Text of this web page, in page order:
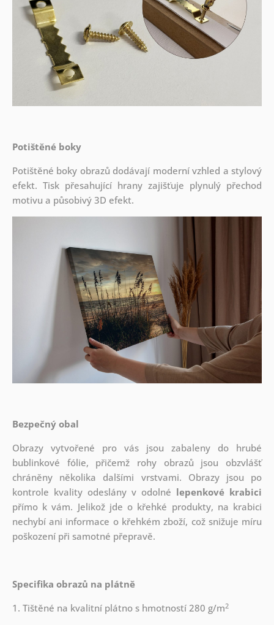
Potištěné boky
Potištěné boky obrazů dodávají moderní vzhled a stylový
efekt. Tisk přesahující hrany zajišťuje plynulý přechod
motivu a působivý 3D efekt.
Bezpečný obal
Obrazy vytvořené pro vás jsou zabaleny do hrubé
bublinkové fólie, přičemž rohy obrazů jsou obzvlášť
chráněny několika dalšími vrstvami. Obrazy jsou po
kontrole kvality odeslány v odolné lepenkové krabici
přímo k vám. Jelikož jde o křehké produkty, na krabici
nechybí ani informace o křehkém zboží, což snižuje míru
poškození při samotné přepravě.
Specifika obrazů na plátně
1. Tištěné na kvalitní plátno s hmotností 280 g/m2